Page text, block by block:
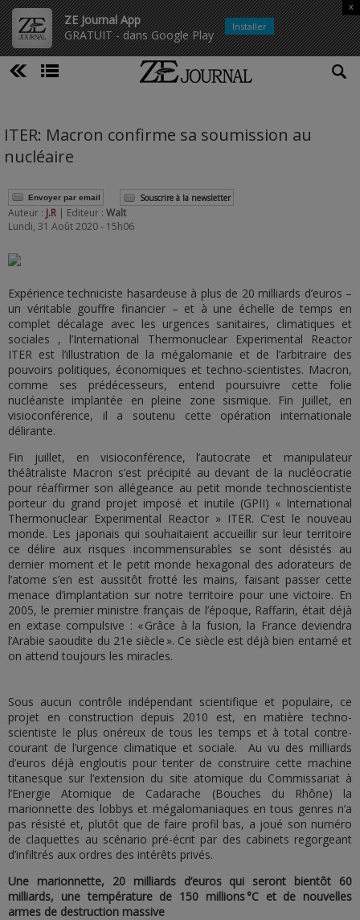
ZE Journal App
GRATUIT - dans Google Play
x
Installer
ITER: Macron confirme sa soumission au
nucléaire
Envoyer par email Souscrire à la newsletter
Auteur : J.R | Editeur : Walt
Lundi, 31 Août 2020 - 15h06
Expérience techniciste hasardeuse à plus de 20 milliards d’euros –
un véritable gouffre financier – et à une échelle de temps en
complet décalage avec les urgences sanitaires, climatiques et
sociales , l’International Thermonuclear Experimental Reactor
ITER est l’illustration de la mégalomanie et de l’arbitraire des
pouvoirs politiques, économiques et techno-scientistes. Macron,
comme ses prédécesseurs, entend poursuivre cette folie
nucléariste implantée en pleine zone sismique. Fin juillet, en
visioconférence, il a soutenu cette opération internationale
délirante.
Fin juillet, en visioconférence, l’autocrate et manipulateur
théâtraliste Macron s’est précipité au devant de la nucléocratie
pour réaffirmer son allégeance au petit monde technoscientiste
porteur du grand projet imposé et inutile (GPII) « International
Thermonuclear Experimental Reactor » ITER. C’est le nouveau
monde. Les japonais qui souhaitaient accueillir sur leur territoire
ce délire aux risques incommensurables se sont désistés au
dernier moment et le petit monde hexagonal des adorateurs de
l’atome s’en est aussitôt frotté les mains, faisant passer cette
menace d’implantation sur notre territoire pour une victoire. En
2005, le premier ministre français de l’époque, Raffarin, était déjà
en extase compulsive : « Grâce à la fusion, la France deviendra
l’Arabie saoudite du 21e siècle ». Ce siècle est déjà bien entamé et
on attend toujours les miracles.
Sous aucun contrôle indépendant scientifique et populaire, ce
projet en construction depuis 2010 est, en matière techno-
scientiste le plus onéreux de tous les temps et à total contre-
courant de l’urgence climatique et sociale. Au vu des milliards
d’euros déjà engloutis pour tenter de construire cette machine
titanesque sur l’extension du site atomique du Commissariat à
l’Energie Atomique de Cadarache (Bouches du Rhône) la
marionnette des lobbys et mégalomaniaques en tous genres n’a
pas résisté et, plutôt que de faire profil bas, a joué son numéro
de claquettes au scénario pré-écrit par des cabinets regorgeant
d’infiltrés aux ordres des intérêts privés.
Une marionnette, 20 milliards d’euros qui seront bientôt 60
milliards, une température de 150 millions °C et de nouvelles
armes de destruction massive